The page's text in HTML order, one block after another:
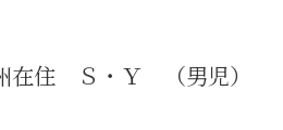
在住 Ｓ・Ｙ （男児）